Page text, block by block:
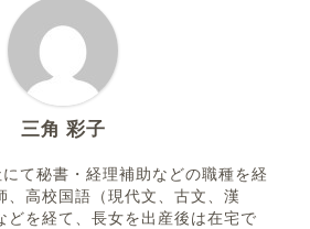
三角 彩子
て秘書・経理補助などの職種を経
、高校国語（現代文、古文、漢
どを経て、長女を出産後は在宅で